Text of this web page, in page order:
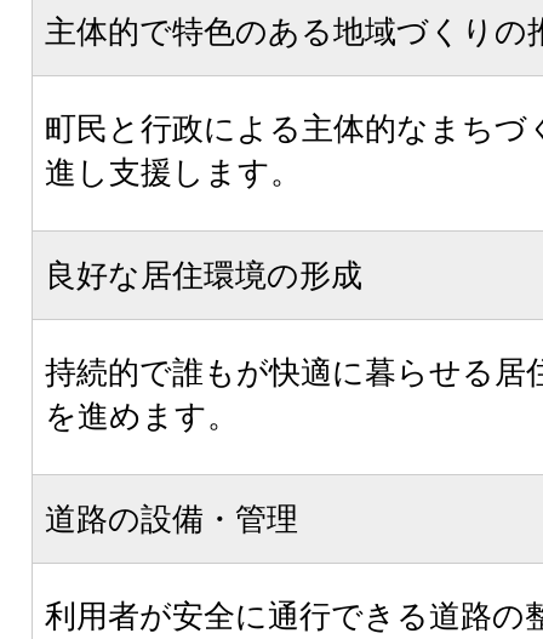
主体的で特色のある地域づくりの
町民と行政による主体的なまちづ
進し支援します。
良好な居住環境の形成
持続的で誰もが快適に暮らせる居
を進めます。
道路の設備・管理
利用者が安全に通行できる道路の